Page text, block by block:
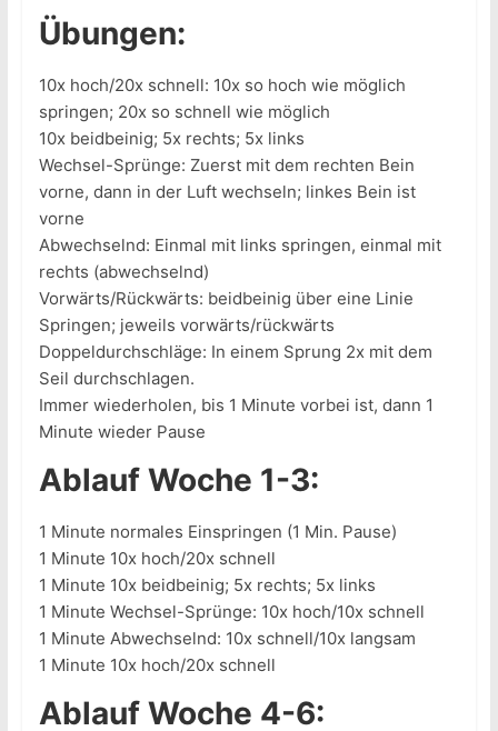
Übungen:
10x hoch/20x schnell: 10x so hoch wie möglich
springen; 20x so schnell wie möglich
10x beidbeinig; 5x rechts; 5x links
Wechsel-Sprünge: Zuerst mit dem rechten Bein
vorne, dann in der Luft wechseln; linkes Bein ist
vorne
Abwechselnd: Einmal mit links springen, einmal mit
rechts (abwechselnd)
Vorwärts/Rückwärts: beidbeinig über eine Linie
Springen; jeweils vorwärts/rückwärts
Doppeldurchschläge: In einem Sprung 2x mit dem
Seil durchschlagen.
Immer wiederholen, bis 1 Minute vorbei ist, dann 1
Minute wieder Pause
Ablauf Woche 1-3:
1 Minute normales Einspringen (1 Min. Pause)
1 Minute 10x hoch/20x schnell
1 Minute 10x beidbeinig; 5x rechts; 5x links
1 Minute Wechsel-Sprünge: 10x hoch/10x schnell
1 Minute Abwechselnd: 10x schnell/10x langsam
1 Minute 10x hoch/20x schnell
Ablauf Woche 4-6: